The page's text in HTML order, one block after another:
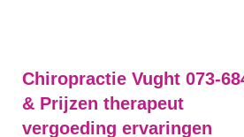
Chiropractie Vught 073-
& Prijzen therapeut
vergoeding ervaringen